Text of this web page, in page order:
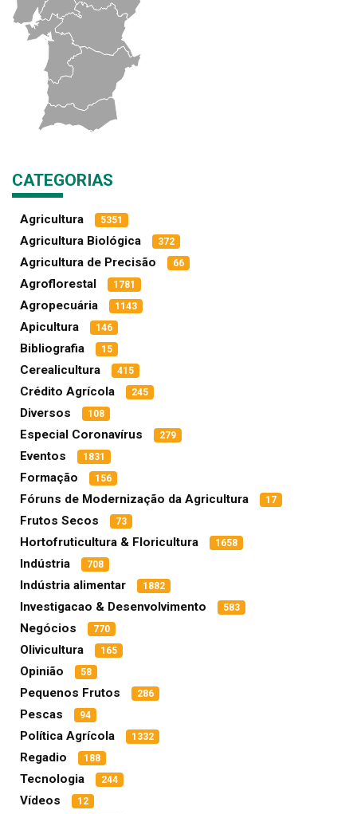
CATEGORIAS
Agricultura 5351
Agricultura Biológica 372
Agricultura de Precisão 66
Agroflorestal 1781
Agropecuária 1143
Apicultura 146
Bibliografia 15
Cerealicultura 415
Crédito Agrícola 245
Diversos 108
Especial Coronavírus 279
Eventos 1831
Formação 156
Fóruns de Modernização da Agricultura 17
Frutos Secos 73
Hortofruticultura & Floricultura 1658
Indústria 708
Indústria alimentar 1882
Investigacao & Desenvolvimento 583
Negócios 770
Olivicultura 165
Opinião 58
Pequenos Frutos 286
Pescas 94
Política Agrícola 1332
Regadio 188
Tecnologia 244
Vídeos 12